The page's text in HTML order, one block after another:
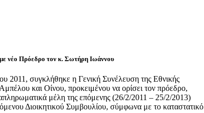
νέο Πρόεδρο τον κ. Σωτήρη Ιωάννου
2011, συγκλήθηκε η Γενική Συνέλευση της Εθνικής
και Οίνου, προκειμένου να ορίσει τον πρόεδρο,
μέλη της επόμενης (26/2/2011 – 25/2/2013)
Διοικητικού Συμβουλίου, σύμφωνα με το καταστατικό